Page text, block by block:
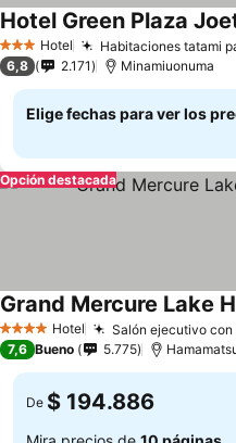
3 Estrellas
Hotel Habitaciones tatami
Hotel Green Plaza
6,8 2.171 Minamiuonuma
Elige fechas para ver los
Opción destacada
4 EstrellasHotel Salón ejecutivo
Grand Mercure Lake
7,6 Bueno 5.775
De $ 194.886